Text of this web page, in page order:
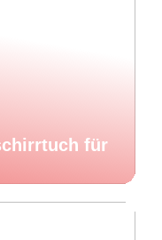
für